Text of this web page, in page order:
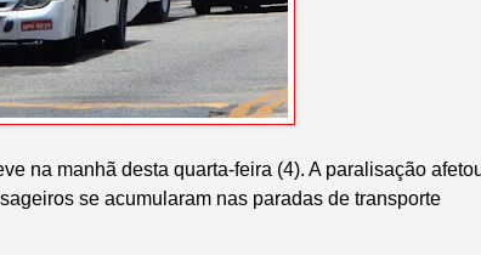
na manhã desta quarta-feira (4). A paralisação
se acumularam nas paradas de transporte